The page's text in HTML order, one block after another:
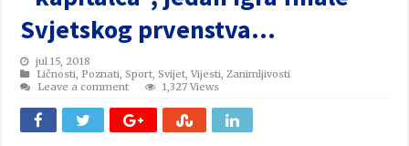
Svjetskog prvenstva…
jul 15, 2018
Ličnosti, Poznati,Sport,Svijet,Vijesti,Zanimljivosti
Leave a comment
1,327 Views